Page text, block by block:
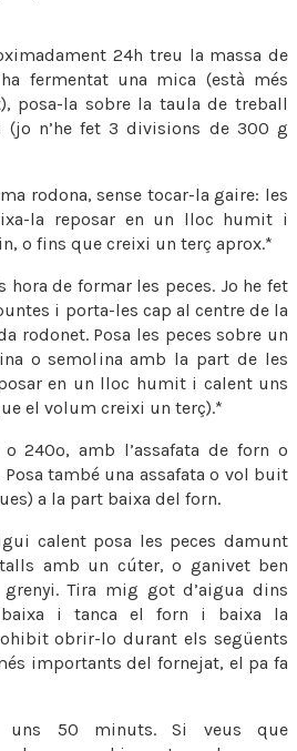
24h treu la massa de
fermentat una mica (està més
posa-la sobre la taula de treball
(jo n’he fet 3 divisions de 300 g
rodona, sense tocar-la gaire: les
la reposar en un lloc humit i
o fins que creixi un terç aprox.*
hora de formar les peces. Jo he fet
i porta-les cap al centre de la
rodonet. Posa les peces sobre un
o semolina amb la part de les
en un lloc humit i calent uns
el volum creixi un terç).*
240º, amb l’assafata de forn o
també una assafata o vol buit
a la part baixa del forn.
calent posa les peces damunt
amb un cúter, o ganivet ben
Tira mig got d’aigua dins
baixa i tanca el forn i baixa la
obrir-lo durant els següents
importants del fornejat, el pa fa
uns 50 minuts. Si veus que